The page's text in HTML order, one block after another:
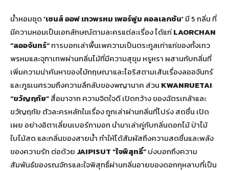
น้ำหอมชุด‘เซนส์ ออฟ เทวพรหม เพอร์ฟูม คอลเลกชัน’มี 5 กลิ่น ที่
มีความหอมเป็นเอกลักษณ์ตามละครแต่ละเรื่อง ได้แก่LAORCHAN
“ลออจันทร์”การบอกเล่าพื้นเพความเป็นตระกูลเก่าแก่ของทั้งเทว
พรหมและจุฑาเทพผ่านกลิ่นไม้ที่มีความสุขุม หรูหรา ผสานกับกลิ่นที่
เพิ่มความน่าค้นหาของไม้กฤษณาและไอริสตามเส้นเรื่องลออจันทร์
และภูธเนศรวมถึงความลึกลับของพญานาค ส่วน KWANRUETAI
“ขวัญฤทัย”สื่อมาจาก ความจิตใจดี เปิดกว้าง ของฉัตรเกล้าและ
ขวัญฤทัย ตัวละครหลักในเรื่อง ถูกเล่าผ่านกลิ่นที่โปร่ง สดชื่น เปิด
เผย อย่างอิตาเลี่ยนเบอร์กามอท นำมาเล่าคู่กับกลิ่นดอกไม้ ป่าไม้
ใบไม้สด และกลิ่นของสายน้ำ ทำให้ได้สัมผัสถึงความสดชื่นและพลัง
ของความรัก ต่อด้วย JAIPISUT“ใจพิสุทธิ์”บ่งบอกถึงความ
สัมพันธ์ของรณจักรและใจพิสุทธิ์ผ่านกลิ่นอายของดอกกุหลาบที่เป็น